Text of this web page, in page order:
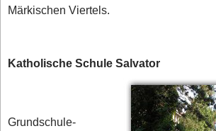
Märkischen Viertels.
Katholische Schule Salvator
Grundschule-